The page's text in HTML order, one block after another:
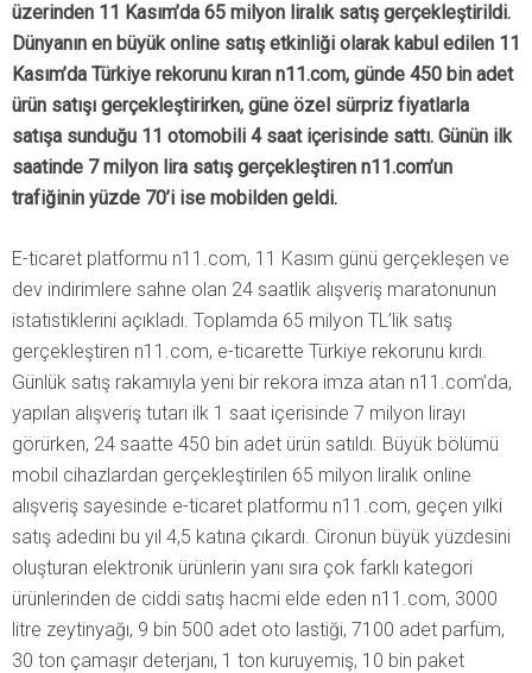
üzerinden 11 Kasım’da 65 milyon liralık satış gerçekleştirildi.
Dünyanın en büyük online satış etkinliği olarak kabul edilen 11
Kasım’da Türkiye rekorunu kıran n11.com, günde 450 bin adet
ürün satışı gerçekleştirirken, güne özel sürpriz fiyatlarla
satışa sunduğu 11 otomobili 4 saat içerisinde sattı. Günün ilk
saatinde 7 milyon lira satış gerçekleştiren n11.com’un
trafiğinin yüzde 70’i ise mobilden geldi.
E-ticaret platformu n11.com, 11 Kasım günü gerçekleşen ve
dev indirimlere sahne olan 24 saatlik alışveriş maratonunun
istatistiklerini açıkladı. Toplamda 65 milyon TL’lik satış
gerçekleştiren n11.com, e-ticarette Türkiye rekorunu kırdı.
Günlük satış rakamıyla yeni bir rekora imza atan n11.com’da,
yapılan alışveriş tutarı ilk 1 saat içerisinde 7 milyon lirayı
görürken, 24 saatte 450 bin adet ürün satıldı. Büyük bölümü
mobil cihazlardan gerçekleştirilen 65 milyon liralık online
alışveriş sayesinde e-ticaret platformu n11.com, geçen yılki
satış adedini bu yıl 4,5 katına çıkardı. Cironun büyük yüzdesini
oluşturan elektronik ürünlerin yanı sıra çok farklı kategori
ürünlerinden de ciddi satış hacmi elde eden n11.com, 3000
litre zeytinyağı, 9 bin 500 adet oto lastiği, 7100 adet parfüm,
30 ton çamaşır deterjanı, 1 ton kuruyemiş, 10 bin paket